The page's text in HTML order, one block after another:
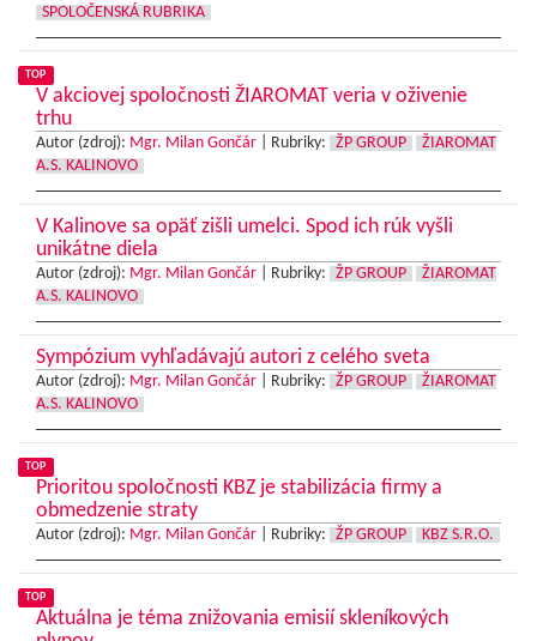
SPOLOČENSKÁ RUBRIKA
TOP
V akciovej spoločnosti ŽIAROMAT veria v oživenie
trhu
Autor (zdroj): Mgr. Milan Gončár Rubriky: ŽP GROUP
ŽIAROMAT
A.S. KALINOVO
V Kalinove sa opäť zišli umelci. Spod ich rúk vyšli
unikátne diela
Autor (zdroj): Mgr. Milan Gončár Rubriky: ŽP GROUP
ŽIAROMAT
A.S. KALINOVO
Sympózium vyhľadávajú autori z celého sveta
Autor (zdroj): Mgr. Milan Gončár Rubriky: ŽP GROUP
ŽIAROMAT
A.S. KALINOVO
TOP
Prioritou spoločnosti KBZ je stabilizácia firmy a
obmedzenie straty
Autor (zdroj): Mgr. Milan Gončár Rubriky: ŽP GROUP KBZ S.R.O.
TOP
Aktuálna je téma znižovania emisií skleníkových